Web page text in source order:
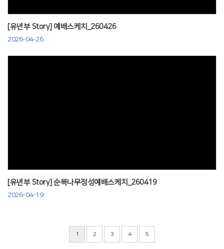
[유년부 Story] 예배스케치_260426
2026-04-26
[유년부 Story] 순복나무정성예배스케치_260419
2026-04-19
1 2 3 4 5